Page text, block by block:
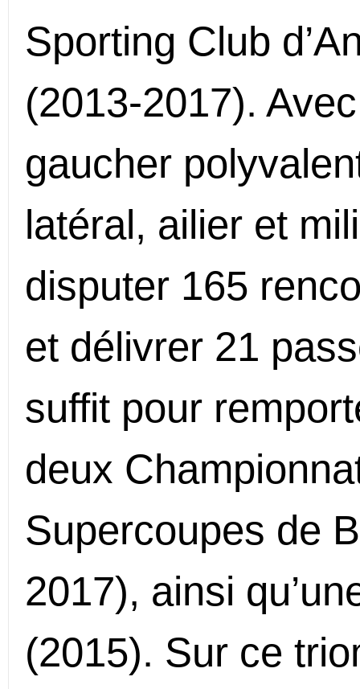
Sporting Club
(2013-2017).
gaucher
latéral, ailier et
disputer 165
et délivrer 21
suffit pour
deux
Supercoupes de
2017), ainsi
(2015). Sur ce